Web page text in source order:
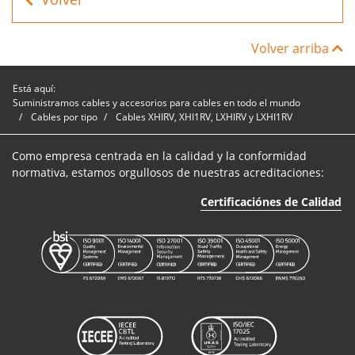
Volver arriba
Está aquí:
Suministramos cables y accesorios para cables en todo el mundo
Cables por tipo
Cables XHIRV, XHI1RV, LXHIRV y LXHI1RV
Como empresa centrada en la calidad y la conformidad
normativa, estamos orgullosos de nuestras acreditaciones:
Certificaciónes de Calidad